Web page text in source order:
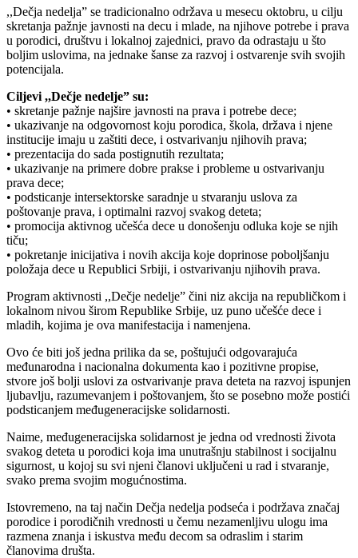
,,Dečja nedelja” se tradicionalno održava u mesecu oktobru, u cilju
skretanja pažnje javnosti na decu i mlade, na njihove potrebe i prava
u porodici, društvu i lokalnoj zajednici, pravo da odrastaju u što
boljim uslovima, na jednake šanse za razvoj i ostvarenje svih svojih
potencijala.
Ciljevi ,,Dečje nedelje” su:
• skretanje pažnje najšire javnosti na prava i potrebe dece;
• ukazivanje na odgovornost koju porodica, škola, država i njene
institucije imaju u zaštiti dece, i ostvarivanju njihovih prava;
• prezentacija do sada postignutih rezultata;
• ukazivanje na primere dobre prakse i probleme u ostvarivanju
prava dece;
• podsticanje intersektorske saradnje u stvaranju uslova za
poštovanje prava, i optimalni razvoj svakog deteta;
• promocija aktivnog učešća dece u donošenju odluka koje se njih
tiču;
• pokretanje inicijativa i novih akcija koje doprinose poboljšanju
položaja dece u Republici Srbiji, i ostvarivanju njihovih prava.
Program aktivnosti ,,Dečje nedelje” čini niz akcija na republičkom i
lokalnom nivou širom Republike Srbije, uz puno učešće dece i
mladih, kojima je ova manifestacija i namenjena.
Ovo će biti još jedna prilika da se, poštujući odgovarajuća
međunarodna i nacionalna dokumenta kao i pozitivne propise,
stvore još bolji uslovi za ostvarivanje prava deteta na razvoj ispunjen
ljubavlju, razumevanjem i poštovanjem, što se posebno može postići
podsticanjem međugeneracijske solidarnosti.
Naime, međugeneracijska solidarnost je jedna od vrednosti života
svakog deteta u porodici koja ima unutrašnju stabilnost i socijalnu
sigurnost, u kojoj su svi njeni članovi uključeni u rad i stvaranje,
svako prema svojim mogućnostima.
Istovremeno, na taj način Dečja nedelja podseća i podržava značaj
porodice i porodičnih vrednosti u čemu nezamenljivu ulogu ima
razmena znanja i iskustva među decom sa odraslim i starim
članovima društa.